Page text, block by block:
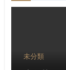
未分類